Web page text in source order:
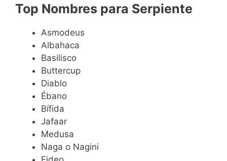
Top Nombres para Serpiente
Asmodeus
Albahaca
Basilisco
Buttercup
Diablo
Ébano
Bífida
Jafaar
Medusa
Naga o Nagini